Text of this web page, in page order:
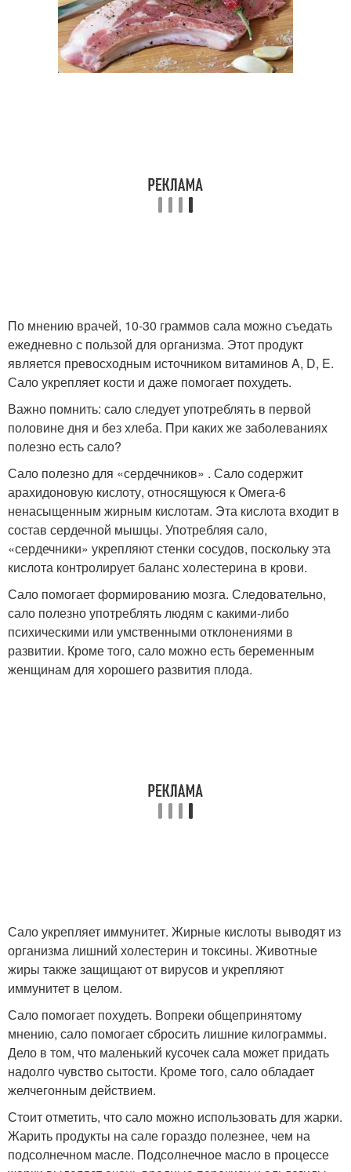
По мнению врачей, 10-30 граммов сала можно съедать
ежедневно с пользой для организма. Этот продукт
является превосходным источником витаминов A, D, E.
Сало укрепляет кости и даже помогает похудеть.
Важно помнить: сало следует употреблять в первой
половине дня и без хлеба. При каких же заболеваниях
полезно есть сало?
Сало полезно для «сердечников» . Сало содержит
арахидоновую кислоту, относящуюся к Омега-6
ненасыщенным жирным кислотам. Эта кислота входит в
состав сердечной мышцы. Употребляя сало,
«сердечники» укрепляют стенки сосудов, поскольку эта
кислота контролирует баланс холестерина в крови.
Сало помогает формированию мозга. Следовательно,
сало полезно употреблять людям с какими-либо
психическими или умственными отклонениями в
развитии. Кроме того, сало можно есть беременным
женщинам для хорошего развития плода.
Сало укрепляет иммунитет. Жирные кислоты выводят из
организма лишний холестерин и токсины. Животные
жиры также защищают от вирусов и укрепляют
иммунитет в целом.
Сало помогает похудеть. Вопреки общепринятому
мнению, сало помогает сбросить лишние килограммы.
Дело в том, что маленький кусочек сала может придать
надолго чувство сытости. Кроме того, сало обладает
желчегонным действием.
Стоит отметить, что сало можно использовать для жарки.
Жарить продукты на сале гораздо полезнее, чем на
подсолнечном масле. Подсолнечное масло в процессе